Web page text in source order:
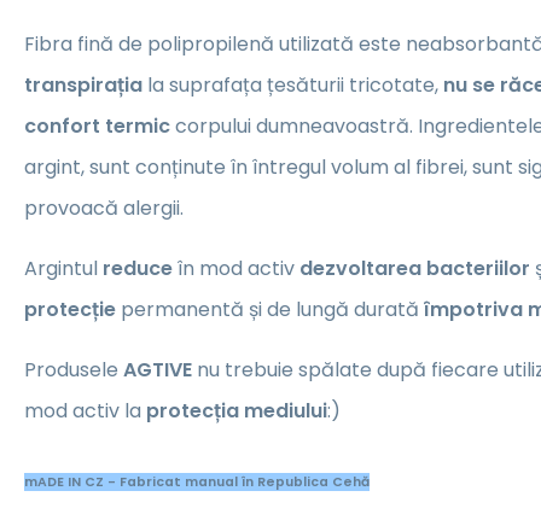
Fibra fină de polipropilenă utilizată este
transpirația la suprafața țesăturii tricotate, nu se
confort termiccorpului dumneavoastră.
argint, sunt conținute în întregul volum al fibrei, sunt
provoacă alergii.
Argintul reduceîn mod activ dezvoltarea bacteriilor
protecție permanentă și de lungă durată împotriva
Produsele AGTIVE nu trebuie spălate după fiecare
mod activ la protecția mediului:)
mADE IN CZ - Fabricat manual în Republica Cehă